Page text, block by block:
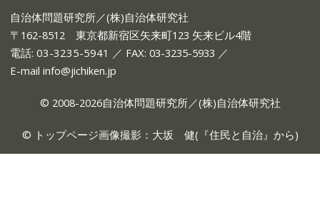
自治体問題研究所／(株)自治体研究社
〒162-8512 東京都新宿区矢来町123 矢来ビル4階
電話: 03-3235-5941 ／ FAX: 03-3235-5933 ／
E-mail info@jichiken.jp
© 2008-2026自治体問題研究所／(株)自治体研究社
© トップページ画像撮影：大坂 健(『住民と自治』から)